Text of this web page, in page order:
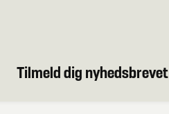
Tilmeld dig nyhedsbrevet